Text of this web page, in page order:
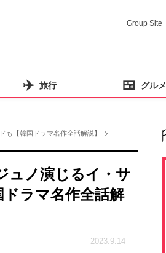
Group Site
✈️ 旅行 🍱 グルメ
も【韓国ドラマ名作全話解説】
ュノ演じるイ・サ
ラマ名作全話解
2023.9.14